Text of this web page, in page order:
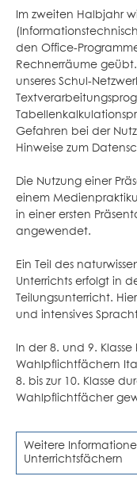
Im zweiten Halbjahr
den Office-
Rechnerräume
unseres Schul-
Gefahren bei der
Hinweise zum
Die Nutzung einer
einem
in einer ersten
angewendet.
Ein Teil des
Unterrichts erfolgt in
Teilungsunterricht.
und intensives
In der 8. und 9.
Wahlpflichtfächern
8. bis zur 10. Klasse
Wahlpflichtfächer
Weitere
Unterrichtsfächern